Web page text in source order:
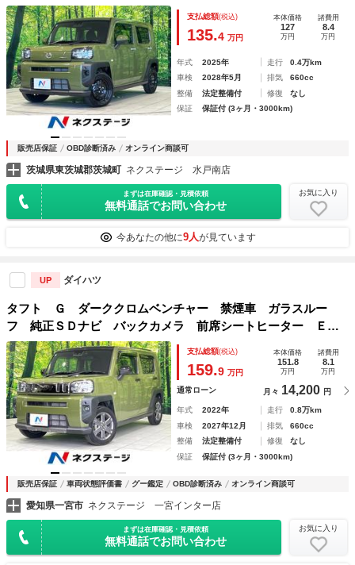
ー ＬＥＤヘッド ビルトインＥＴＣ オートハイビーム 車
線逸脱警報 オートライト オートエアコン
支払総額(税込)
135.4 万円
本体価格
127
万円
諸費用
8.4
万円
年式 2025年 走行
0.4万km
車検
2028年5月 排気
660cc
整備
法定整備付 修復
なし
保証
保証付 (3ヶ月・3000km)
販売店保証 OBD診断済み オンライン商談可
茨城県東茨城郡茨城町 ネクステージ 水戸南店
まずは在庫確認・見積依頼
無料通話でお問い合わせ
お気に入り
今あなたの他に9人が見ています
UP ダイハツ
タフト Ｇ ダーククロムベンチャー 禁煙車 ガラスルー
フ 純正ＳＤナビ バックカメラ 前席シートヒーター ＥＴ
Ｃ ドライブレコーダー 電子パーキング 衝突被害軽減シス
テム コーナーセンサー フルセグＴＶ Ｂｌｕｅｔｏｏｔｈ
接続
支払総額(税込)
159.9 万円
本体価格
151.8
万円
諸費用
8.1
万円
通常ローン 月々 14,200 円
年式 2022年 走行
0.8万km
車検
2027年12月 排気
660cc
整備
法定整備付 修復
なし
保証
保証付 (3ヶ月・3000km)
販売店保証 車両状態評価書 グー鑑定 OBD診断済み オンライン商談可
愛知県一宮市 ネクステージ 一宮インター店
まずは在庫確認・見積依頼
無料通話でお問い合わせ
お気に入り